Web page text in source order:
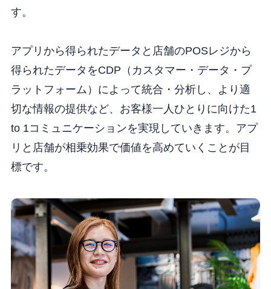
す。
アプリから得られたデータと店舗のPOSレジから
得られたデータをCDP（カスタマー・データ・プ
ラットフォーム）によって統合・分析し、より適
切な情報の提供など、お客様一人ひとりに向けた1
to 1コミュニケーションを実現していきます。アプ
リと店舗が相乗効果で価値を高めていくことが目
標です。